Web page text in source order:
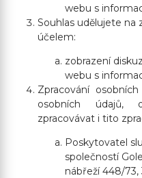
webu s
Souhlas udělujete na
účelem:
zobrazení
webu s
Zpracování
osobních údajů,
zpracovávat i tito
Poskytovatel
společností
nábřeží 448/73,